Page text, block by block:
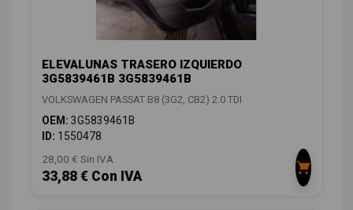
ELEVALUNAS TRASERO IZQUIERDO
3G5839461B 3G5839461B
VOLKSWAGEN PASSAT B8 (3G2, CB2) 2.0 TDI
OEM: 3G5839461B
ID: 1550478
28,00 € Sin IVA
33,88 € Con IVA